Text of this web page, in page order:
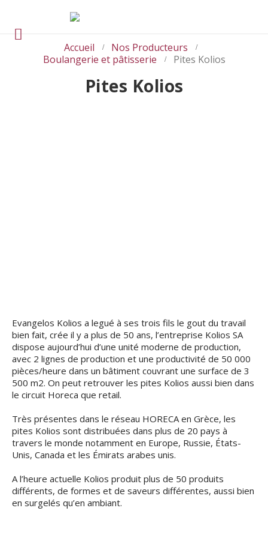
Accueil
Nos Producteurs
Boulangerie et pâtisserie
Pites Kolios
Pites Kolios
Evangelos Kolios a legué à ses trois fils le gout du travail
bien fait, crée il y a plus de 50 ans, l’entreprise Kolios SA
dispose aujourd’hui d’une unité moderne de production,
avec 2 lignes de production et une productivité de 50 000
pièces/heure dans un bâtiment couvrant une surface de 3
500 m2. On peut retrouver les pites Kolios aussi bien dans
le circuit Horeca que retail.
Très présentes dans le réseau HORECA en Grèce, les
pites Kolios sont distribuées dans plus de 20 pays à
travers le monde notamment en Europe, Russie, États-
Unis, Canada et les Émirats arabes unis.
A l’heure actuelle Kolios produit plus de 50 produits
différents, de formes et de saveurs différentes, aussi bien
en surgelés qu’en ambiant.